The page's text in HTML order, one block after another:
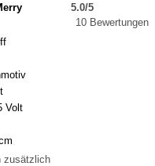
Volt
zusätzlich
5.0/5
10 Bewertungen